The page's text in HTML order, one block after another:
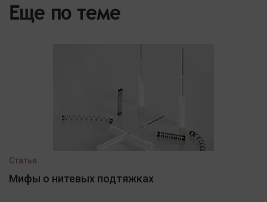
Еще по теме
Статья
Мифы о нитевых подтяжках